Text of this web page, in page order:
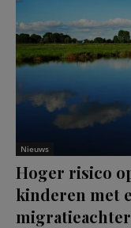
Nieuws
Hoger risico
kinderen met